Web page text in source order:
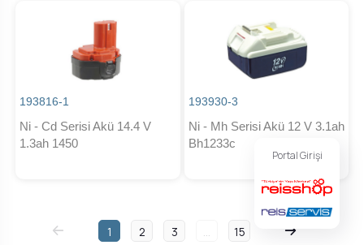
193816-1
Ni - Cd Serisi Akü 14.4 V
1.3ah 1450
193930-3
Ni - Mh Serisi Akü 12 V 3.1ah
Bh1233c
1 2 3 ... 15
Portal Girişi